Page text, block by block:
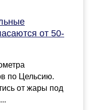
от 50-
по Цельсию.
от жары под